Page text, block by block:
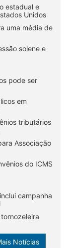
estadual e
Unidos
uma média de
solene e
pode ser
em
tributários
Associação
do ICMS
campanha
Notícias